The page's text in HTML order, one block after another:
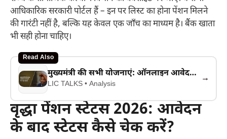
आधिकारिक सरकारी पोर्टल हैं – इन पर लिस्ट का होना पेंशन मिलने
की गारंटी नहीं है, बल्कि यह केवल एक जाँच का माध्यम है। बैंक खाता
भी सही होना चाहिए।
Read Also
मुख्यमंत्री की सभी योजनाएं: ऑनलाइन आवेदन और पूरी लिस्ट
LIC TALKS • Analysis
→
वृद्धा पेंशन स्टेटस 2026: आवेदन
के बाद स्टेटस कैसे चेक करें?